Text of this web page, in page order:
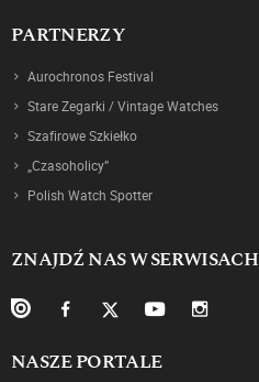
PARTNERZY
Aurochronos Festival
Stare Zegarki / Vintage Watches
Szafirowe Szkiełko
„Czasoholicy”
Polish Watch Spotter
ZNAJDŹ NAS W SERWISACH
NASZE PORTALE